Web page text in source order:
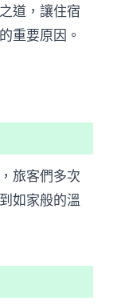
道，讓住宿
重要原因。
旅客們多次
如家般的溫